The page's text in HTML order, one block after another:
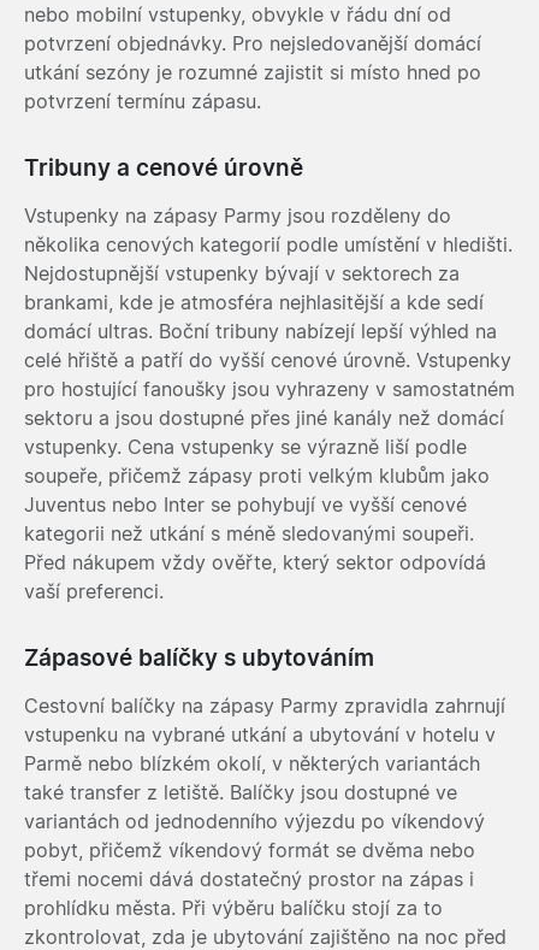
nebo mobilní vstupenky, obvykle v řádu dní od
potvrzení objednávky. Pro nejsledovanější domácí
utkání sezóny je rozumné zajistit si místo hned po
potvrzení termínu zápasu.
Tribuny a cenové úrovně
Vstupenky na zápasy Parmy jsou rozděleny do
několika cenových kategorií podle umístění v hledišti.
Nejdostupnější vstupenky bývají v sektorech za
brankami, kde je atmosféra nejhlasitější a kde sedí
domácí ultras. Boční tribuny nabízejí lepší výhled na
celé hřiště a patří do vyšší cenové úrovně. Vstupenky
pro hostující fanoušky jsou vyhrazeny v samostatném
sektoru a jsou dostupné přes jiné kanály než domácí
vstupenky. Cena vstupenky se výrazně liší podle
soupeře, přičemž zápasy proti velkým klubům jako
Juventus nebo Inter se pohybují ve vyšší cenové
kategorii než utkání s méně sledovanými soupeři.
Před nákupem vždy ověřte, který sektor odpovídá
vaší preferenci.
Zápasové balíčky s ubytováním
Cestovní balíčky na zápasy Parmy zpravidla zahrnují
vstupenku na vybrané utkání a ubytování v hotelu v
Parmě nebo blízkém okolí, v některých variantách
také transfer z letiště. Balíčky jsou dostupné ve
variantách od jednodenního výjezdu po víkendový
pobyt, přičemž víkendový formát se dvěma nebo
třemi nocemi dává dostatečný prostor na zápas i
prohlídku města. Při výběru balíčku stojí za to
zkontrolovat, zda je ubytování zajištěno na noc před